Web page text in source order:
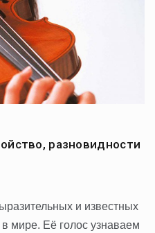
разновидности
и известных
мире. Её голос узнаваем